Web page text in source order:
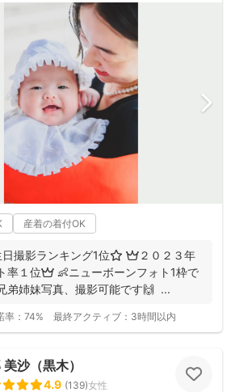
産着の着付OK
撮影ランキング1位⭐️ 👑２０２３年
率１位👑 👶ニューボーンフォト1枠で
弟姉妹写真、撮影可能です🙌 ...
率： 74% 最終アクティブ： 3時間以内
沙（黒木）
4.9 (139)女性